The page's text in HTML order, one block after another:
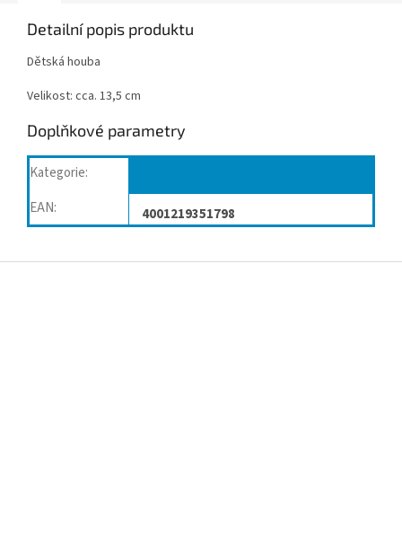
Detailní popis produktu
Dětská houba
Velikost: cca. 13,5 cm
Doplňkové parametry
Kategorie:
EAN: 4001219351798